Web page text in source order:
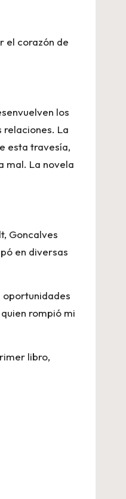
el corazón de
los
La
esta travesía,
mal. La novela
Goncalves
en diversas
oportunidades
rompió mi
libro,